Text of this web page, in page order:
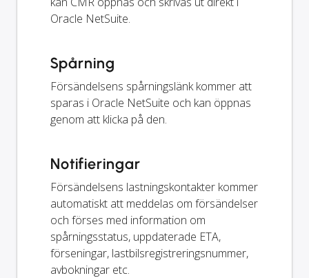
Oracle NetSuite.
Spårning
Försändelsens spårningslänk kommer att
sparas i Oracle NetSuite och kan öppnas
genom att klicka på den.
Notifieringar
Försändelsens lastningskontakter kommer
automatiskt att meddelas om försändelser
och förses med information om
spårningsstatus, uppdaterade ETA,
förseningar, lastbilsregistreringsnummer,
avbokningar etc.